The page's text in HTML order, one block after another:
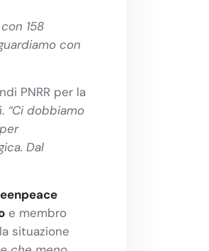
158
con
PNRR per la
“Ci dobbiamo
Dal
e membro
situazione